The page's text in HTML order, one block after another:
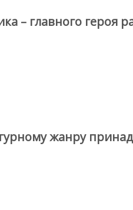
– главного героя
жанру